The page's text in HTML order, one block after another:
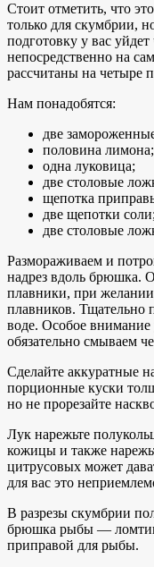
Стоит отметить, что
только для скумбрии,
подготовку у вас
непосредственно на
рассчитаны на четыре
Нам понадобятся:
две
половина лимона;
одна луковица;
две столовые
щепотка
две щепотки соли;
две столовые
Размораживаем и
надрез вдоль брюшка.
плавники, при
плавников. Тщательно
воде. Особое внимание
обязательно смываем
Сделайте аккуратные
порционные куски
но не прорезайте
Лук нарежьте
кожицы и также
цитрусовых может
для вас это
В разрезы скумбрии
брюшка рыбы —
приправой для рыбы.